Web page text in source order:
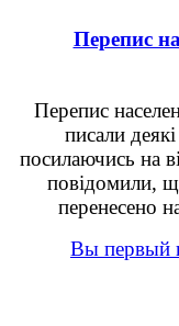
Перепис
Перепис
писали
посилаючись на
повідомили,
перенесено
Вы первый